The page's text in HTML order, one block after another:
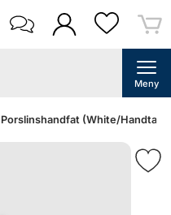
Meny
(White/Handtag